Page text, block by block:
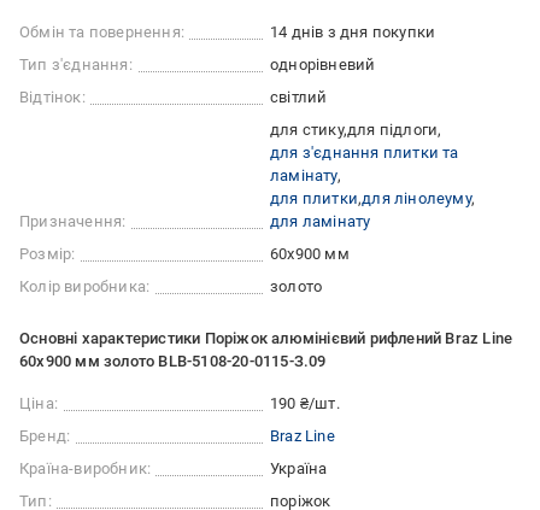
Обмін та повернення:
14 днів з дня покупки
Тип з'єднання:
однорівневий
Відтінок:
світлий
Призначення:
для стику для підлоги
для з'єднання плитки та
ламінату
для плитки для лінолеуму
для ламінату
Розмір:
60x900 мм
Колір виробника:
золото
Основні характеристики Поріжок алюмінієвий рифлений Braz Line
60x900 мм золото BLB-5108-20-0115-З.09
Ціна:
190 ₴/шт.
Бренд:
Braz Line
Країна-виробник:
Україна
Тип:
поріжок